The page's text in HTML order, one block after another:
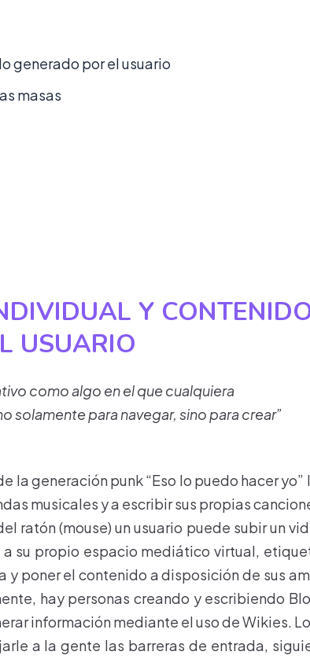
generado por el usuario
masas
Y
USUARIO
como algo en el que cualquiera
solamente para navegar, sino para crear”
la generación punk “Eso lo puedo hacer yo”
musicales y a escribir sus propias
ratón (mouse) un usuario puede subir un
su propio espacio mediático virtual,
y poner el contenido a disposición de sus
hay personas creando y escribiendo
información mediante el uso de Wikies.
a la gente las barreras de entrada,